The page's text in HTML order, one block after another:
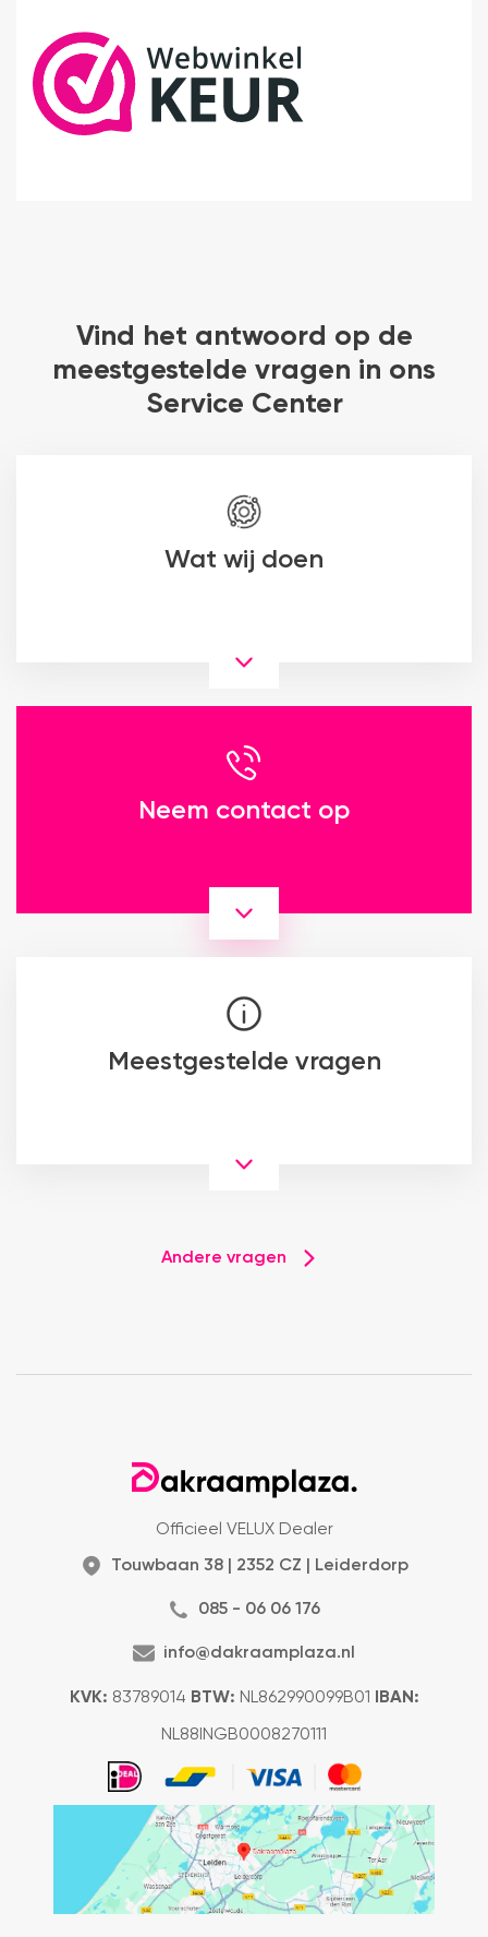
Vind het antwoord op de
meestgestelde vragen in ons
Service Center
Wat wij doen
Neem contact op
Meestgestelde vragen
Andere vragen
Officieel VELUX Dealer
Touwbaan 38 | 2352 CZ | Leiderdorp
085 - 06 06 176
info@dakraamplaza.nl
KVK: 83789014 BTW: NL862990099B01 IBAN:
NL88INGB0008270111